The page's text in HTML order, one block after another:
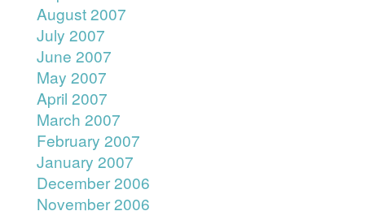
August 2007
July 2007
June 2007
May 2007
April 2007
March 2007
February 2007
January 2007
December 2006
November 2006